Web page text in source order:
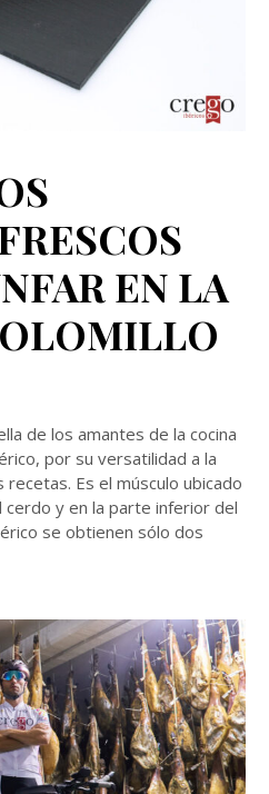
EN LA
de los amantes de la cocina
por su versatilidad a la
Es el músculo ubicado
cerdo y en la parte inferior del
se obtienen sólo dos